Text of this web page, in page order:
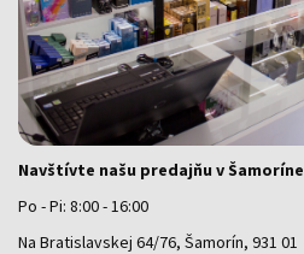
Navštívte našu predajňu v Šamoríne
Po - Pi: 8:00 - 16:00
Na Bratislavskej 64/76, Šamorín, 931 01